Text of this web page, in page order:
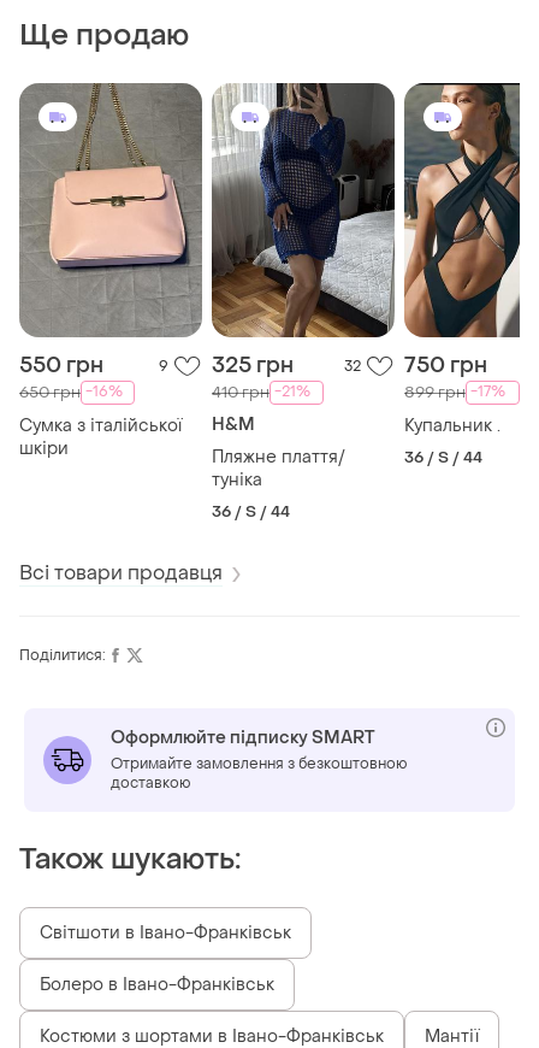
Ще продаю
550 грн 9
650 грн -16%
Сумка з італійської
шкіри
325 грн 32
410 грн -21%
H&M
Пляжне плаття/
туніка
36 / S / 44
750 грн
899 грн -17%
Купальник .
36 / S / 44
Всі товари продавця
Поділитися:
Оформлюйте підписку SMART
Отримайте замовлення з безкоштовною
доставкою
Також шукають:
Світшоти в Івано-Франківськ
Болеро в Івано-Франківськ
Костюми з шортами в Івано-Франківськ Мантії